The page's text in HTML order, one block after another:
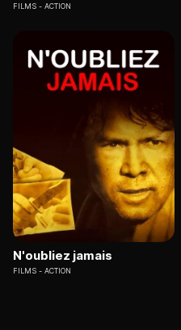
FILMS ACTION
N'oubliez jamais
FILMS ACTION